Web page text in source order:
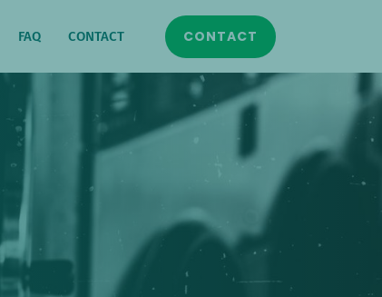
FAQ CONTACT CONTACT